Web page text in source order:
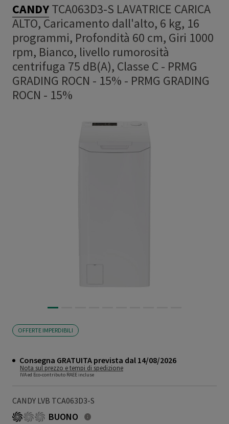
CANDYTCA063D3-S LAVATRICE CARICA
ALTO, Caricamento dall'alto, 6 kg, 16
programmi, Profondità 60 cm, Giri 1000
rpm, Bianco, livello rumorosità
centrifuga 75 dB(A), Classe C - PRMG
GRADING ROCN - 15% - PRMG GRADING
ROCN - 15%
OFFERTE IMPERDIBILI
Consegna GRATUITA prevista dal 14/08/2026
Nota sul prezzo e tempi di spedizione
IVA ed Eco-contributo RAEE incluse
CANDY LVB TCA063D3-S
BUONO